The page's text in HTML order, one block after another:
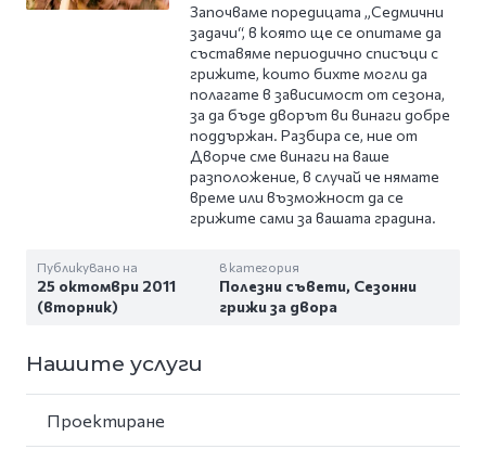
Започваме поредицата „Седмични
задачи“, в която ще се опитаме да
съставяме периодично списъци с
грижите, които бихте могли да
полагате в зависимост от сезона,
за да бъде дворът ви винаги добре
поддържан. Разбира се, ние от
Дворче сме винаги на ваше
разположение, в случай че нямате
време или възможност да се
грижите сами за вашата градина.
Публикувано на
25 октомври 2011
(вторник)
в категория
Полезни съвети, Сезонни
грижи за двора
Нашите услуги
Проектиране